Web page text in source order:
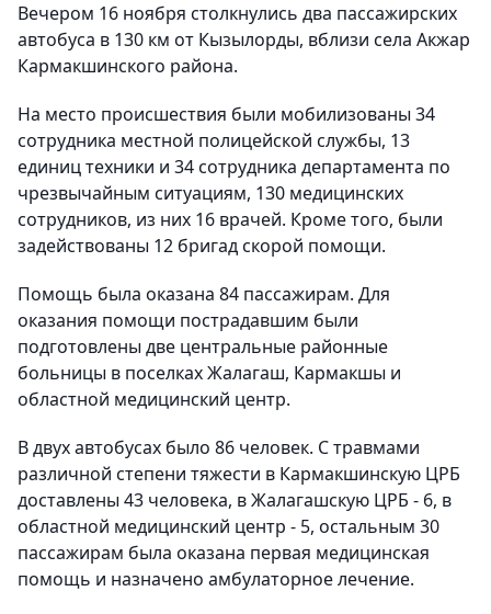
Вечером 16 ноября столкнулись два пассажирских
автобуса в 130 км от Кызылорды, вблизи села Акжар
Кармакшинского района.
На место происшествия были мобилизованы 34
сотрудника местной полицейской службы, 13
единиц техники и 34 сотрудника департамента по
чрезвычайным ситуациям, 130 медицинских
сотрудников, из них 16 врачей. Кроме того, были
задействованы 12 бригад скорой помощи.
Помощь была оказана 84 пассажирам. Для
оказания помощи пострадавшим были
подготовлены две центральные районные
больницы в поселках Жалагаш, Кармакшы и
областной медицинский центр.
В двух автобусах было 86 человек. С травмами
различной степени тяжести в Кармакшинскую ЦРБ
доставлены 43 человека, в Жалагашскую ЦРБ - 6, в
областной медицинский центр - 5, остальным 30
пассажирам была оказана первая медицинская
помощь и назначено амбулаторное лечение.